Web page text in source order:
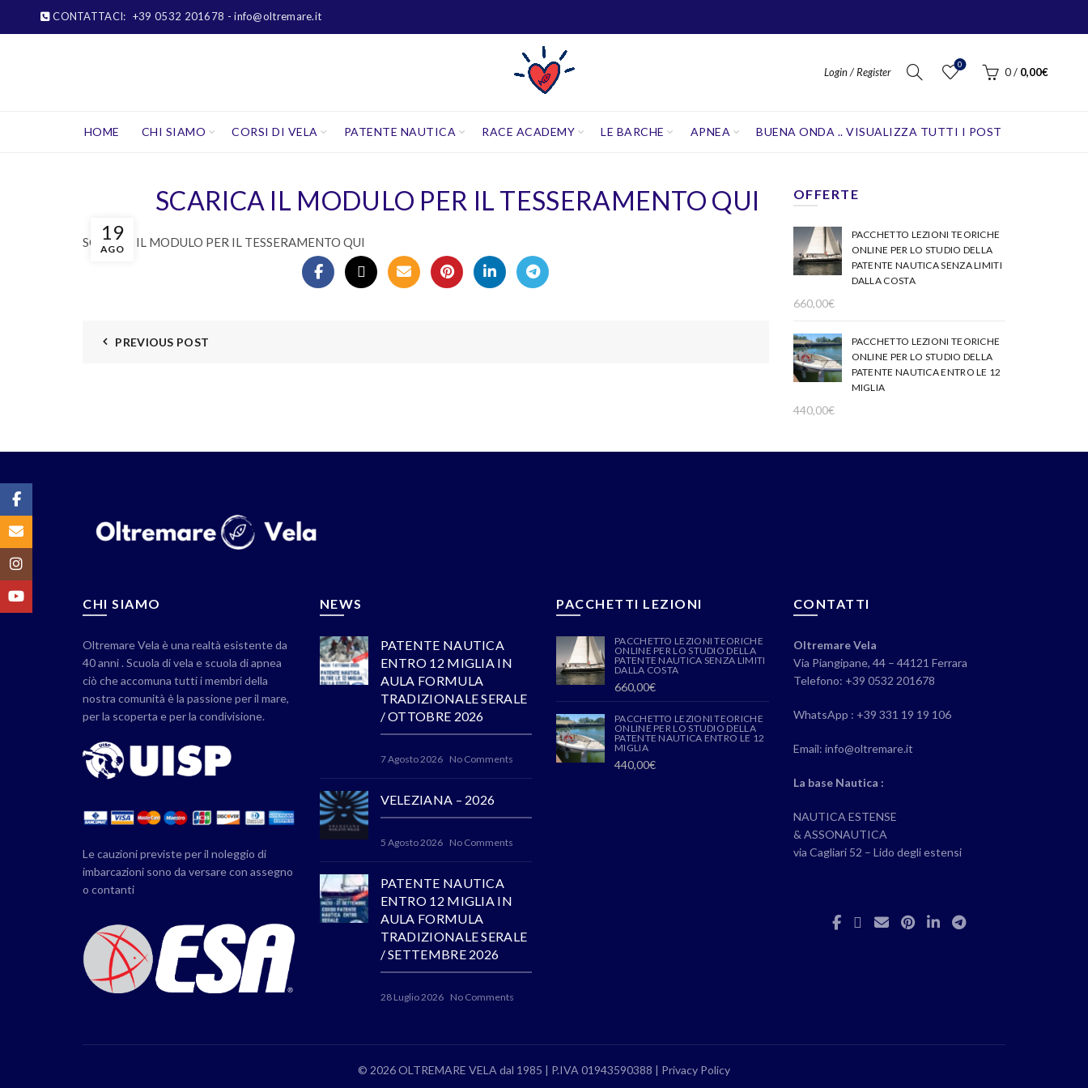
CONTATTACI: +39 0532 201678 - info@oltremare.it
Login / Register
0
0 / 0,00€
HOME CHI SIAMO CORSI DI VELA PATENTE NAUTICA RACE ACADEMY LE BARCHE APNEA BUENA ONDA .. VISUALIZZA TUTTI I POST
19
AGO
SCARICA IL MODULO PER IL TESSERAMENTO QUI
SCARICA IL MODULO PER IL TESSERAMENTO QUI
PREVIOUS POST
OFFERTE
PACCHETTO LEZIONI TEORICHE
ONLINE PER LO STUDIO DELLA
PATENTE NAUTICA SENZA LIMITI
DALLA COSTA
660,00€
PACCHETTO LEZIONI TEORICHE
ONLINE PER LO STUDIO DELLA
PATENTE NAUTICA ENTRO LE 12
MIGLIA
440,00€
CHI SIAMO
Oltremare Vela è una realtà esistente da
40 anni . Scuola di vela e scuola di apnea
ciò che accomuna tutti i membri della
nostra comunità è la passione per il mare,
per la scoperta e per la condivisione.
Le cauzioni previste per il noleggio di
imbarcazioni sono da versare con assegno
o contanti
NEWS
PATENTE NAUTICA
ENTRO 12 MIGLIA IN
AULA FORMULA
TRADIZIONALE SERALE
/ OTTOBRE 2026
7 Agosto 2026 No Comments
VELEZIANA – 2026
5 Agosto 2026 No Comments
PATENTE NAUTICA
ENTRO 12 MIGLIA IN
AULA FORMULA
TRADIZIONALE SERALE
/ SETTEMBRE 2026
28 Luglio 2026 No Comments
PACCHETTI LEZIONI
PACCHETTO LEZIONI TEORICHE
ONLINE PER LO STUDIO DELLA
PATENTE NAUTICA SENZA LIMITI
DALLA COSTA
660,00€
PACCHETTO LEZIONI TEORICHE
ONLINE PER LO STUDIO DELLA
PATENTE NAUTICA ENTRO LE 12
MIGLIA
440,00€
CONTATTI
Oltremare Vela
Via Piangipane, 44 – 44121 Ferrara
Telefono: +39 0532 201678
WhatsApp : +39 331 19 19 106
Email: info@oltremare.it
La base Nautica :
NAUTICA ESTENSE
& ASSONAUTICA
via Cagliari 52 – Lido degli estensi
© 2026 OLTREMARE VELA dal 1985 | P.IVA 01943590388 | Privacy Policy